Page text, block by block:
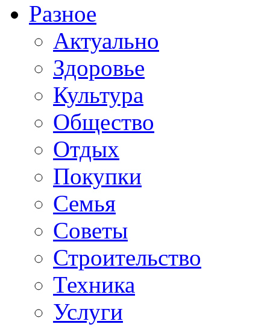
Разное
Актуально
Здоровье
Культура
Общество
Отдых
Покупки
Семья
Советы
Строительство
Техника
Услуги